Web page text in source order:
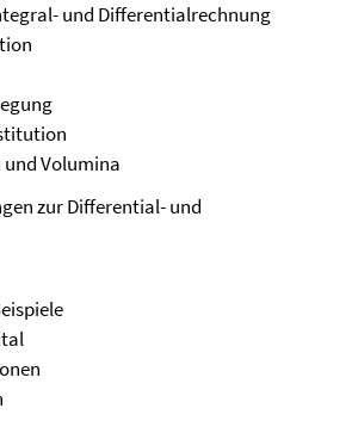
und Differentialrechnung
und Volumina
zur Differential- und